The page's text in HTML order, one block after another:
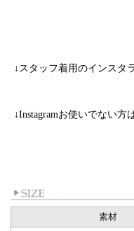
↓スタッフ着用のインスタ
↓Instagramお使いでない方
素材